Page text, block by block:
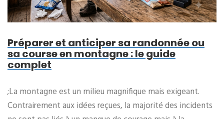
Préparer et anticiper sa randonnée ou
sa course en montagne : le guide
complet
;La montagne est un milieu magnifique mais exigeant.
Contrairement aux idées reçues, la majorité des incidents